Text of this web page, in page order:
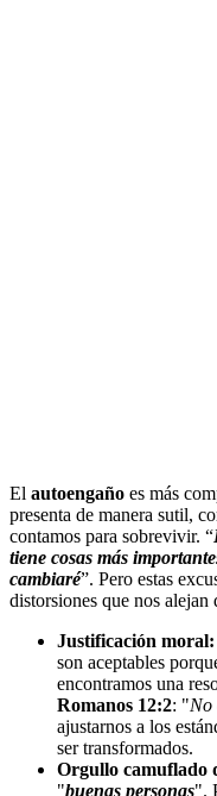
El autoengaño es más
presenta de manera sutil,
contamos para sobrevivir. “
tiene cosas más
cambiaré”. Pero estas
distorsiones que nos
Justificación moral:
son aceptables
encontramos una
Romanos 12:2: "No
ajustarnos a los
ser transformados.
Orgullo camuflado
"buenas personas".